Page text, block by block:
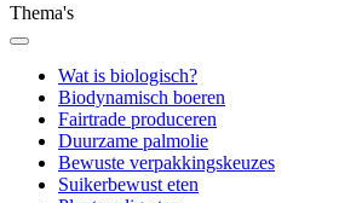
Thema's
Wat is biologisch?
Biodynamisch boeren
Fairtrade produceren
Duurzame palmolie
Bewuste verpakkingskeuzes
Suikerbewust eten